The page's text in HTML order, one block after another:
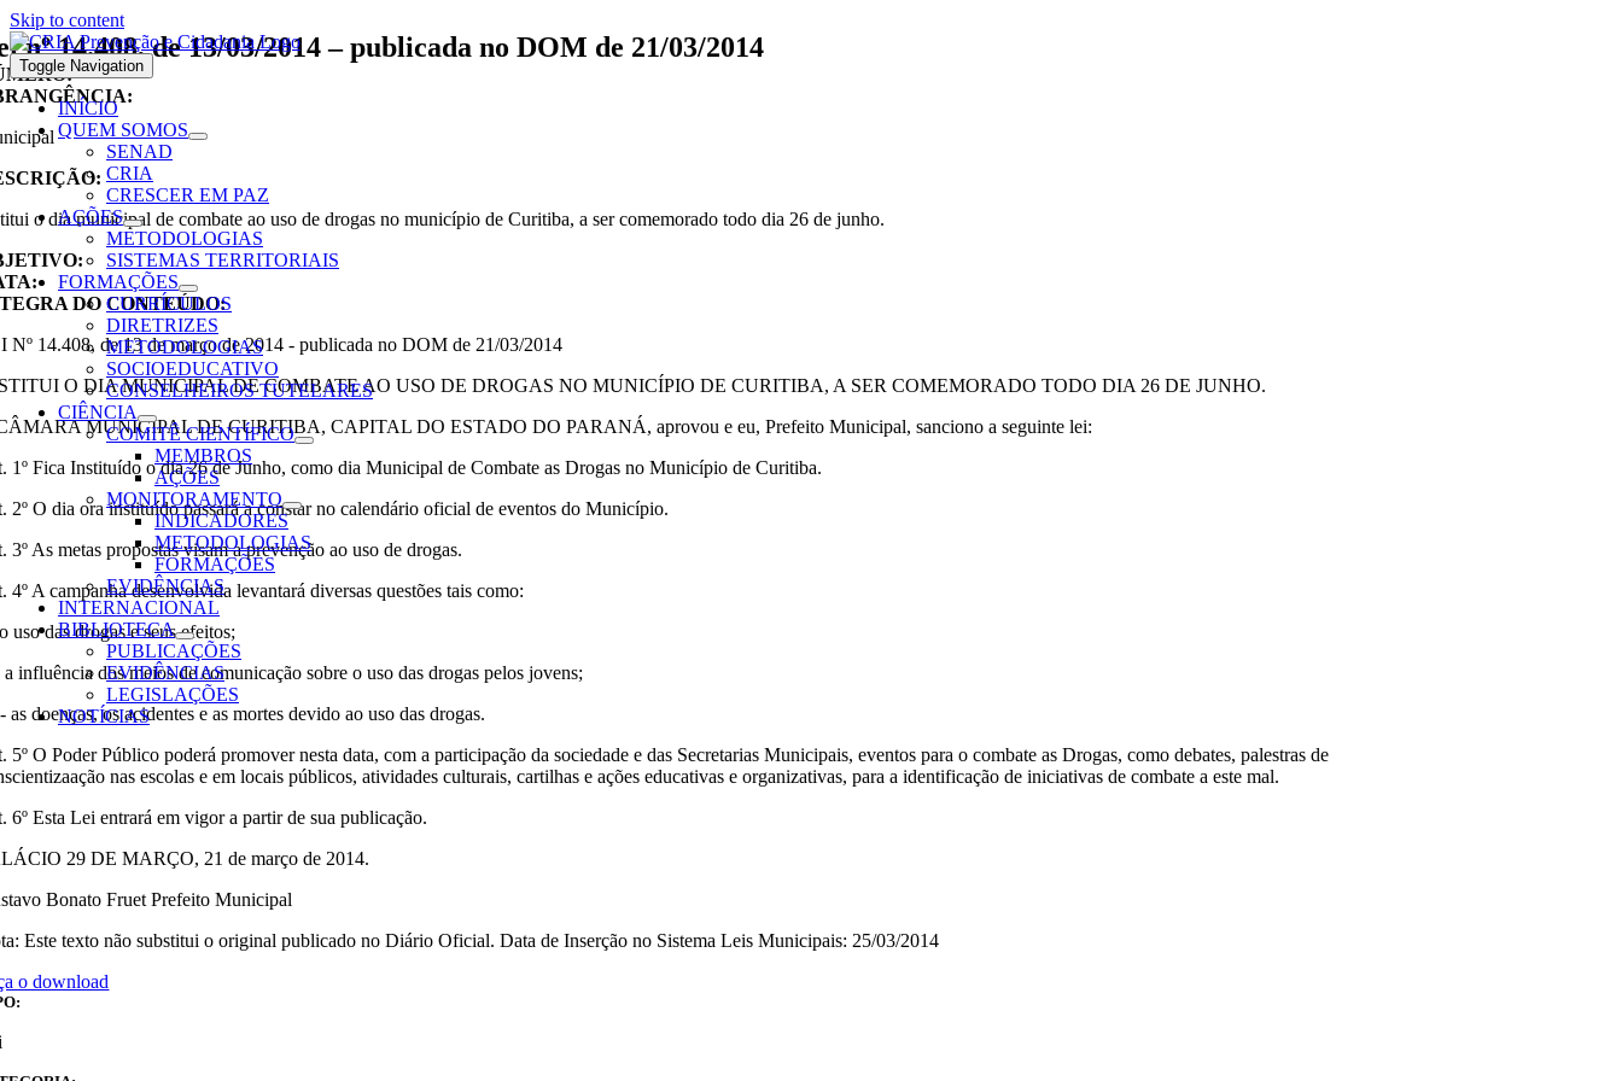
Skip to content
Toggle Navigation
INÍCIO
QUEM SOMOS
SENAD
CRIA
CRESCER EM PAZ
AÇÕES
METODOLOGIAS
SISTEMAS TERRITORIAIS
FORMAÇÕES
CURRÍCULOS
DIRETRIZES
METODOLOGIAS
SOCIOEDUCATIVO
CONSELHEIROS TUTELARES
CIÊNCIA
COMITÊ CIENTÍFICO
MEMBROS
AÇÕES
MONITORAMENTO
INDICADORES
METODOLOGIAS
FORMAÇÕES
EVIDÊNCIAS
INTERNACIONAL
BIBLIOTECA
PUBLICAÇÕES
EVIDÊNCIAS
LEGISLAÇÕES
NOTÍCIAS
nº 14.408, de 13/03/2014 – publicada no DOM de 21/03/2014
o dia municipal de combate ao uso de drogas no município de Curitiba, a ser comemorado todo dia 26 de junho.
DO CONTEÚDO:
Nº 14.408, de 13 de março de 2014 - publicada no DOM de 21/03/2014
O DIA MUNICIPAL DE COMBATE AO USO DE DROGAS NO MUNICÍPIO DE CURITIBA, A SER COMEMORADO TODO DIA 26 DE JUNHO.
MUNICIPAL DE CURITIBA, CAPITAL DO ESTADO DO PARANÁ, aprovou e eu, Prefeito Municipal, sanciono a seguinte lei:
1º Fica Instituído o dia 26 de Junho, como dia Municipal de Combate as Drogas no Município de Curitiba.
2º O dia ora instituído passará a constar no calendário oficial de eventos do Município.
3º As metas propostas visam a prevenção ao uso de drogas.
4º A campanha desenvolvida levantará diversas questões tais como:
uso das drogas e seus efeitos;
influência dos meios de comunicação sobre o uso das drogas pelos jovens;
as doenças, os acidentes e as mortes devido ao uso das drogas.
5º O Poder Público poderá promover nesta data, com a participação da sociedade e das Secretarias Municipais, eventos para o combate as Drogas, como debates, palestras de
nas escolas e em locais públicos, atividades culturais, cartilhas e ações educativas e organizativas, para a identificação de iniciativas de combate a este mal.
6º Esta Lei entrará em vigor a partir de sua publicação.
29 DE MARÇO, 21 de março de 2014.
Bonato Fruet Prefeito Municipal
Este texto não substitui o original publicado no Diário Oficial. Data de Inserção no Sistema Leis Municipais: 25/03/2014
o download